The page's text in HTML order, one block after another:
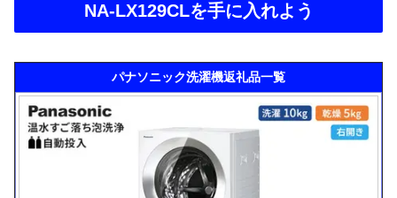
NA-LX129CLを手に入れよう
パナソニック洗濯機返礼品一覧